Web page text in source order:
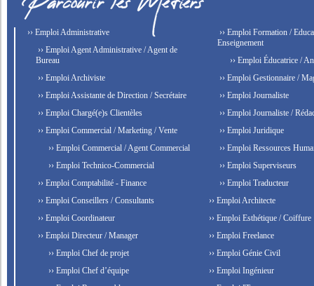
›› Emploi Administrative
›› Emploi Agent Administrative / Agent de
Bureau
›› Emploi Archiviste
›› Emploi Assistante de Direction / Secrétaire
›› Emploi Chargé(e)s Clientèles
›› Emploi Commercial / Marketing / Vente
›› Emploi Commercial / Agent Commercial
›› Emploi Technico-Commercial
›› Emploi Comptabilité - Finance
›› Emploi Conseillers / Consultants
›› Emploi Coordinateur
›› Emploi Directeur / Manager
›› Emploi Chef de projet
›› Emploi Chef d’équipe
›› Emploi Formation /
Enseignement
›› Emploi Éducatrice /
›› Emploi Gestionnaire /
›› Emploi Journaliste
›› Emploi Journaliste /
›› Emploi Juridique
›› Emploi Ressources
›› Emploi Superviseurs
›› Emploi Traducteur
›› Emploi Architecte
›› Emploi Esthétique / Coiffure
›› Emploi Freelance
›› Emploi Génie Civil
›› Emploi Ingénieur